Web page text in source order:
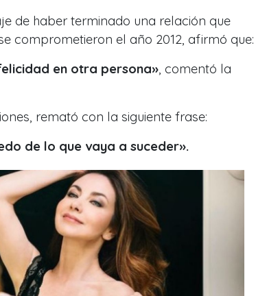
de haber terminado una relación que
comprometieron el año 2012, afirmó que:
en otra persona», comentó la
remató con la siguiente frase:
de lo que vaya a suceder».